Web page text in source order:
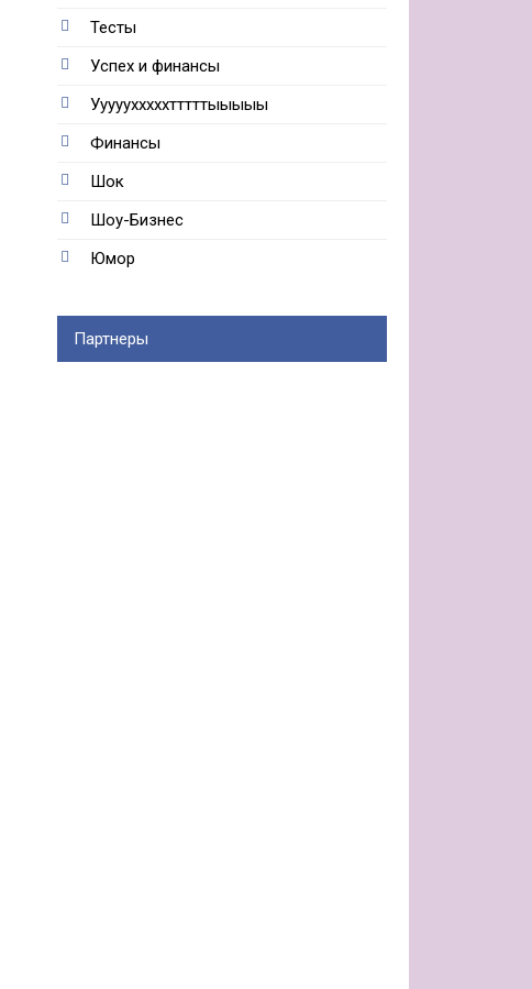
Тесты
Успех и финансы
Ууууухххххтттттыыыыы
Финансы
Шок
Шоу-Бизнес
Юмор
Партнеры